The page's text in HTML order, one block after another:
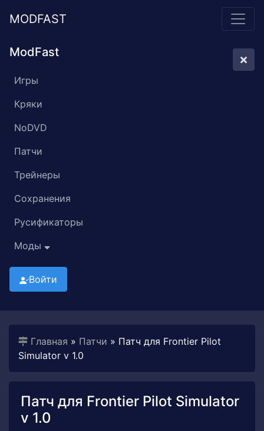
MODFAST
ModFast
Игры
Кряки
NoDVD
Патчи
Трейнеры
Сохранения
Русификаторы
Моды
Войти
Главная » Патчи » Патч для Frontier Pilot
Simulator v 1.0
Патч для Frontier Pilot Simulator
v 1.0